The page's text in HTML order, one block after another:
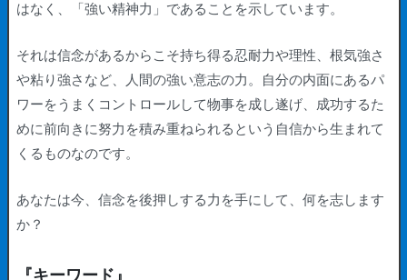
はなく、「強い精神力」であることを示しています。
それは信念があるからこそ持ち得る忍耐力や理性、根気強さ
や粘り強さなど、人間の強い意志の力。自分の内面にあるパ
ワーをうまくコントロールして物事を成し遂げ、成功するた
めに前向きに努力を積み重ねられるという自信から生まれて
くるものなのです。
あなたは今、信念を後押しする力を手にして、何を志します
か？
『キーワード』